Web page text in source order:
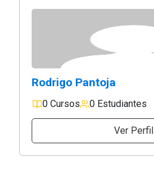
Rodrigo Pantoja
0 Cursos 0 Estudiantes
Ver Perfil